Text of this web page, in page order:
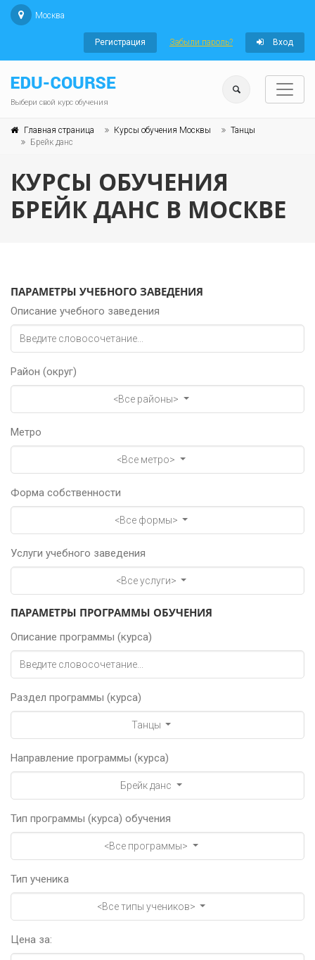
Москва
Регистрация Забыли пароль? Вход
Выбери свой курс обучения
Главная страница Курсы обучения Москвы
Танцы
Брейк данс
КУРСЫ ОБУЧЕНИЯ
БРЕЙК ДАНС В МОСКВЕ
ПАРАМЕТРЫ УЧЕБНОГО ЗАВЕДЕНИЯ
Описание учебного заведения
Район (округ)
<Все районы>
Метро
<Все метро>
Форма собственности
<Все формы>
Услуги учебного заведения
<Все услуги>
ПАРАМЕТРЫ ПРОГРАММЫ ОБУЧЕНИЯ
Описание программы (курса)
Раздел программы (курса)
Танцы
Направление программы (курса)
Брейк данс
Тип программы (курса) обучения
<Все программы>
Тип ученика
<Все типы учеников>
Цена за: